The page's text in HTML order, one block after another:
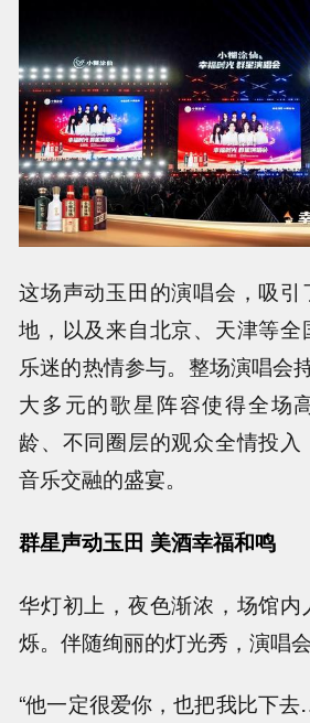
这场声动玉田的演唱会，吸
地，以及来自北京、天津等全
乐迷的热情参与。整场演唱会
大多元的歌星阵容使得全场
龄、不同圈层的观众全情投
音乐交融的盛宴。
群星声动玉田 美酒幸福和鸣
华灯初上，夜色渐浓，场馆
烁。伴随绚丽的灯光秀，演唱会
“他一定很爱你，也把我比下